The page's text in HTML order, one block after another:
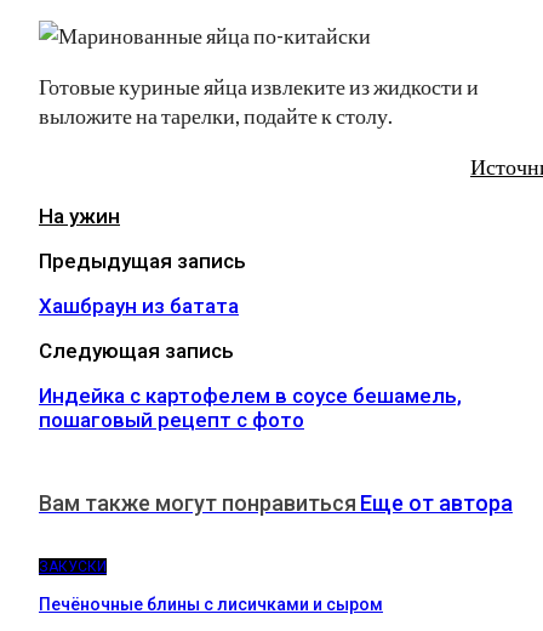
Готовые куриные яйца извлеките из жидкости и
выложите на тарелки, подайте к столу.
На ужин
Предыдущая запись
Хашбраун из батата
Следующая запись
Индейка с картофелем в соусе бешамель,
пошаговый рецепт с фото
Вам также могут понравиться Еще от автора
ЗАКУСКИ
Печёночные блины с лисичками и сыром